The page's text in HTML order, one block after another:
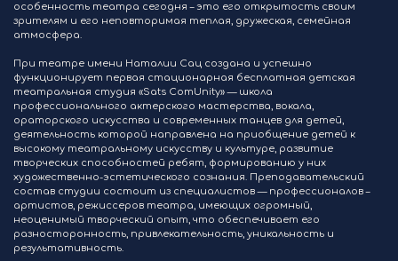
особенность театра сегодня – это его открытость своим
зрителям и его неповторимая теплая, дружеская, семейная
атмосфера.
При театре имени Наталии Сац создана и успешно
функционирует первая стационарная бесплатная детская
театральная студия «Sats ComUnity» — школа
профессионального актерского мастерства, вокала,
ораторского искусства и современных танцев для детей,
деятельность которой направлена на приобщение детей к
высокому театральному искусству и культуре, развитие
творческих способностей ребят, формированию у них
художественно-эстетического сознания. Преподавательский
состав студии состоит из специалистов — профессионалов –
артистов, режиссеров театра, имеющих огромный,
неоценимый творческий опыт, что обеспечивает его
разносторонность, привлекательность, уникальность и
результативность.